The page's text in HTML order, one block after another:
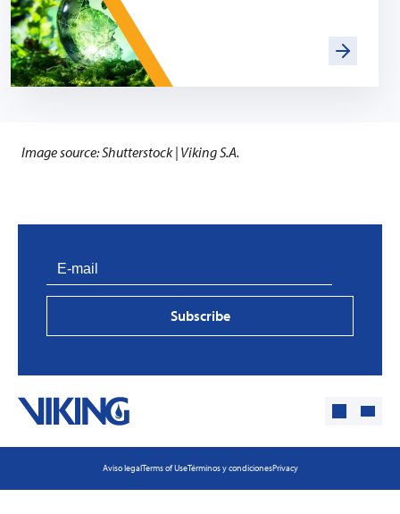
Image source: Shutterstock | Viking S.A.
Subscribe
Aviso legalTerms of UseTérminos y condicionesPrivacy